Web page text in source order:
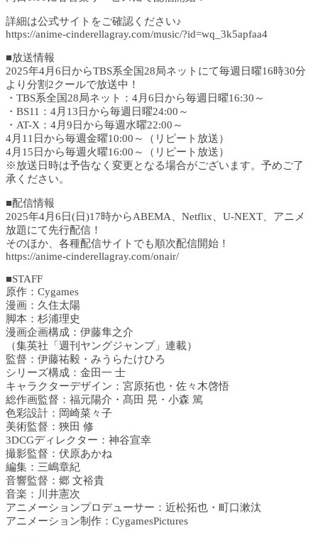
詳細は公式サイトをご確認ください♪
https://anime-cinderellagray.com/music/?id=wq_3k5apfaa4
■放送情報
2025年4月6日からTBS系全国28局ネットにて毎週日曜16時30分
より分割2クールで放送中！
・TBS系全国28局ネット：4月6日から毎週日曜16:30～
・BS11：4月13日から毎週日曜24:00～
・AT-X：4月9日から毎週水曜22:00～
4月11日から毎週金曜10:00～（リピート放送）
4月15日から毎週火曜16:00～（リピート放送）
※放送日時は予告なく変更となる場合がございます。予めご了
承ください。
■配信情報
2025年4月6日(日)17時からABEMA、Netflix、U-NEXT、アニメ
放題にて先行配信！
そのほか、各種配信サイトでも順次配信開始！
https://anime-cinderellagray.com/onair/
■STAFF
原作：Cygames
漫画：久住太陽
脚本：杉浦理史
漫画企画構成：伊藤隼之介
（集英社「週刊ヤングジャンプ」連載）
監督：伊藤祐毅・みうらたけひろ
シリーズ構成：金田一 士
キャラクターデザイン：宮原拓也・佐々木啓悟
総作画監督：福元陽介・髙田 晃・小森 篤
色彩設計：岡崎菜々子
美術監督：狹田 修
3DCGディレクター：神谷宣幸
撮影監督：伏原あかね
編集：三嶋章紀
音響監督：郷 文裕貴
音楽：川井憲次
アニメーションプロデューサー：近松拓也・町口漱汰
アニメーション制作：CygamesPictures